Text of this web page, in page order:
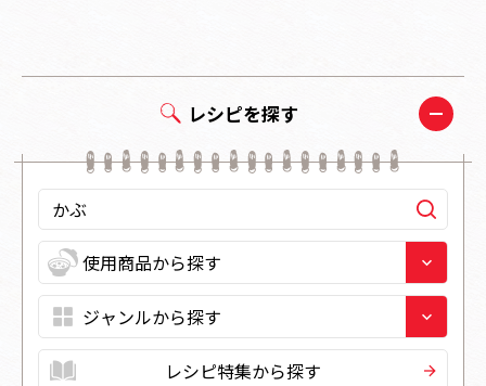
レシピを探す
レシピ特集から探す